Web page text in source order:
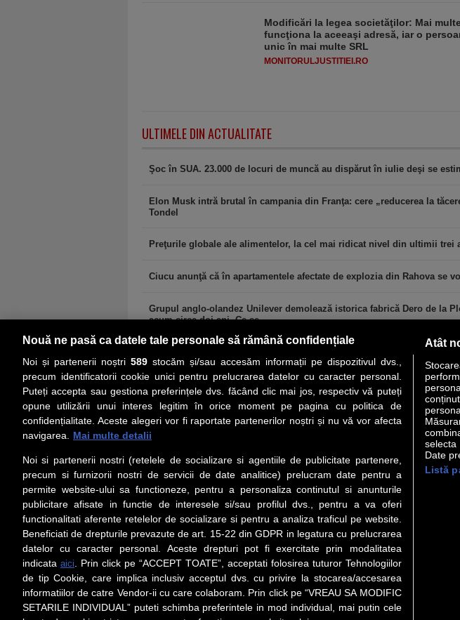
Modificări la legea societăţilor: Mai
funcţiona la aceeaşi adresă, iar o
unic în mai multe SRL
MONITORULJUSTITIEI.RO
ULTIMELE DIN ACTUALITATE
Şoc în SUA. 23.000 de locuri de muncă au dispărut în iulie deşi se
Elon Musk intră brutal în campania din Franţa: cere „reducerea la
Tondel
Preţurile globale ale alimentelor, la cel mai ridicat nivel din ultimii trei
Ciucu anunţă că în apartamentele afectate de explozia din Rahova se
Grupul anglo-olandez Unilever demolează istorica fabrică Dero de la
acum circa doi ani. Ce se...
PRIMA PAGINĂ COVER STORY LIDERI
Social
Urmareste-ne pe Facebook
iarul Financiar
Despre Noi
Contact Redactie
Contact Marketing
Contact Vanzari
Abonamente print
Redactorii BM
Politica de
Termeni si conditii
About cookies
Setări cookies
Preluarea fără cost a materialelor de presă (text, foto si/sau video), purtătoare de
Nouă ne pasă ca datele tale personale să rămână confidențiale
Noi și partenerii noștri 589stocăm și/sau accesăm informații pe dispozitivul dvs.,
precum identificatorii cookie unici pentru prelucrarea datelor cu caracter personal.
Puteți accepta sau gestiona preferințele dvs. făcând clic mai jos, respectiv vă puteți
opune utilizării unui interes legitim în orice moment pe pagina cu politica de
confidențialitate. Aceste alegeri vor fi raportate partenerilor noștri și nu vă vor afecta
navigarea.
Mai multe detalii
Noi si partenerii nostri (retelele de socializare si agentiile de publicitate partenere,
precum si furnizorii nostri de servicii de date analitice) prelucram date pentru a
permite website-ului sa functioneze, pentru a personaliza continutul si anunturile
publicitare afisate in functie de interesele si/sau profilul dvs., pentru a va oferi
functionalitati aferente retelelor de socializare si pentru a analiza traficul pe website.
Beneficiati de drepturile prevazute de art. 15-22 din GDPR in legatura cu prelucrarea
datelor cu caracter personal. Aceste drepturi pot fi exercitate prin modalitatea
indicata aici. Prin click pe “ACCEPT TOATE”, acceptati folosirea tuturor Tehnologiilor
de tip Cookie, care implica inclusiv acceptul dvs. cu privire la stocarea/accesarea
informatiilor de catre Vendor-ii cu care colaboram. Prin click pe “VREAU SA MODIFIC
SETARILE INDIVIDUAL” puteti schimba preferintele in mod individual, mai putin cele
Atât
Date
Listă